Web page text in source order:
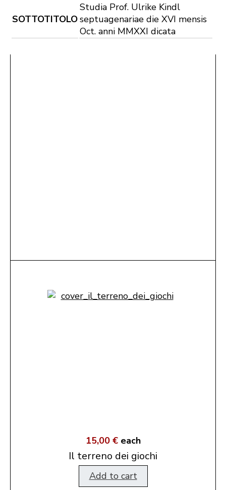
SOTTOTITOLO
Studia Prof. Ulrike Kindl
septuagenariae die XVI mensis
Oct. anni MMXXI dicata
15,00 € each
Il terreno dei giochi
Add to cart